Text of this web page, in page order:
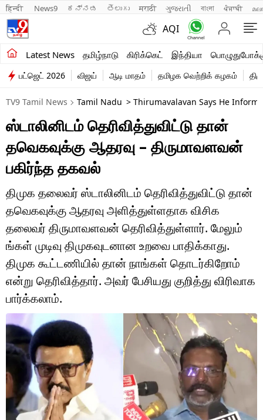
हिन्दी News9 ಕನ್ನಡ తెలుగు मराठी ગુજરાતી বাংলা ਪੰਜਾਬੀ
AQI
Latest News தமிழ்நாடு கிரிக்கெட் இந்தியா
சமீபத்திய செய்திகள்
தமிழ்நாடு
இந்தியா
உலகம்
விளையாட்டு
பொழுதுபோக்கு
லைஃப்ஸ்டைல்
வணிகம்
டெக்னாலஜி
ஆன்மீகம்
வைரல்
ஹெஃல்த்
ஷார்ட் வீடியோஸ்
வலை கதைகள்
பட்ஜெட் 2026 விஜய் ஆடி மாதம் தமிழக வெற்றிக் கழகம்
TV9 Tamil News Tamil Nadu > Thirumavalavan Says He
ஸ்டாலினிடம் தெரிவித்துவிட்டு தான்
தவெகவுக்கு ஆதரவு – திருமாவளவன்
பகிர்ந்த தகவல்
திமுக தலைவர் ஸ்டாலினிடம் தெரிவித்துவிட்டு தான்
தவெகவுக்கு ஆதரவு அளித்துள்ளதாக விசிக
தலைவர் திருமாவளவன் தெரிவித்துள்ளார். மேலும்
ங்கள் முடிவு திமுகவுடனான உறவை பாதிக்காது.
திமுக கூட்டணியில் தான் நாங்கள் தொடர்கிறோம்
என்று தெரிவித்தார். அவர் பேசியது குறித்து விரிவாக
பார்க்கலாம்.